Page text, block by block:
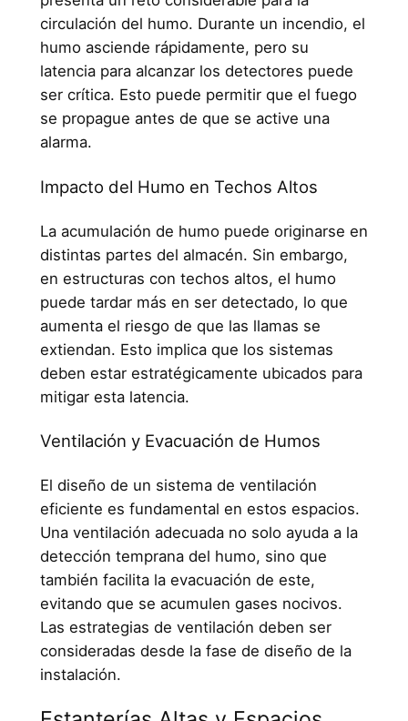
circulación del humo. Durante un incendio, el
humo asciende rápidamente, pero su
latencia para alcanzar los detectores puede
ser crítica. Esto puede permitir que el fuego
se propague antes de que se active una
alarma.
Impacto del Humo en Techos Altos
La acumulación de humo puede originarse en
distintas partes del almacén. Sin embargo,
en estructuras con techos altos, el humo
puede tardar más en ser detectado, lo que
aumenta el riesgo de que las llamas se
extiendan. Esto implica que los sistemas
deben estar estratégicamente ubicados para
mitigar esta latencia.
Ventilación y Evacuación de Humos
El diseño de un sistema de ventilación
eficiente es fundamental en estos espacios.
Una ventilación adecuada no solo ayuda a la
detección temprana del humo, sino que
también facilita la evacuación de este,
evitando que se acumulen gases nocivos.
Las estrategias de ventilación deben ser
consideradas desde la fase de diseño de la
instalación.